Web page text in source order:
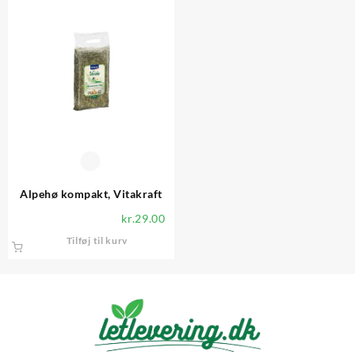
Alpehø kompakt, Vitakraft
kr.29.00
Tilføj til kurv